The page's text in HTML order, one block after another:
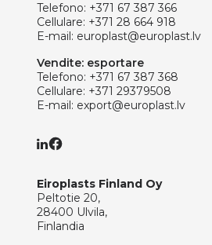
Telefono: +371 67 387 366
Cellulare: +371 28 664 918
E-mail: europlast@europlast.lv
Vendite: esportare
Telefono: +371 67 387 368
Cellulare: +371 29379508
E-mail: export@europlast.lv
Eiroplasts Finland Oy
Peltotie 20,
28400 Ulvila,
Finlandia